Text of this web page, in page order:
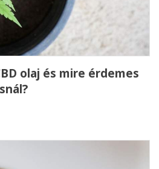
olaj és mire érdemes